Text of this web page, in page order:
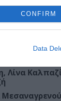
CONFIRM
Data
Μωραΐτη
Λίνα